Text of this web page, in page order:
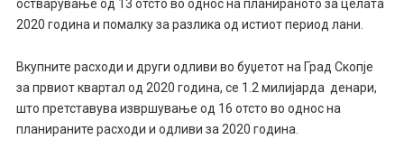
остварување од 13 отсто во однос на планираното за целата
2020 година и помалку за разлика од истиот период лани.
Вкупните расходи и други одливи во буџетот на Град Скопје
за првиот квартал од 2020 година, се 1.2 милијардa денари,
што претставува извршување од 16 отсто во однос на
планираните расходи и одливи за 2020 година.